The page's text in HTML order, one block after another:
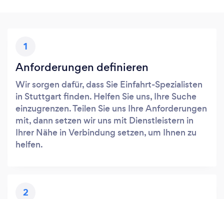
1
Anforderungen definieren
Wir sorgen dafür, dass Sie Einfahrt-Spezialisten
in Stuttgart finden. Helfen Sie uns, Ihre Suche
einzugrenzen. Teilen Sie uns Ihre Anforderungen
mit, dann setzen wir uns mit Dienstleistern in
Ihrer Nähe in Verbindung setzen, um Ihnen zu
helfen.
2